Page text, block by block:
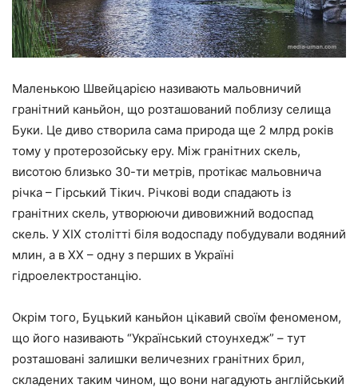
Маленькою Швейцарією називають мальовничий
гранітний каньйон, що розташований поблизу селища
Буки. Це диво створила сама природа ще 2 млрд років
тому у протерозойську еру. Між гранітних скель,
висотою близько 30-ти метрів, протікає мальовнича
річка – Гірський Тікич. Річкові води спадають із
гранітних скель, утворюючи дивовижний водоспад
скель. У ХІX столітті біля водоспаду побудували водяний
млин, а в ХХ – одну з перших в Україні
гідроелектростанцію.
Окрім того, Буцький каньйон цікавий своїм феноменом,
що його називають “Український стоунхедж” – тут
розташовані залишки величезних гранітних брил,
складених таким чином, що вони нагадують англійський